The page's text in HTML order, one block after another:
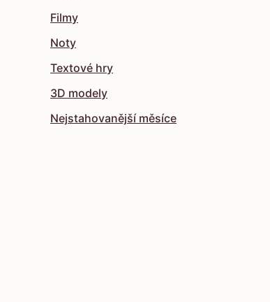
Filmy
Noty
Textové hry
3D modely
Nejstahovanější měsíce